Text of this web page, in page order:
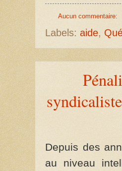
Aucun commentaire:
Labels: aide,
Depuis des
au niveau